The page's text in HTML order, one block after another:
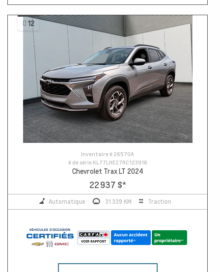
12
Inventaire # 26570A
# de série KL77LHE27RC123916
Chevrolet Trax LT 2024
22 937 $*
Automatique 31 339 KM Traction